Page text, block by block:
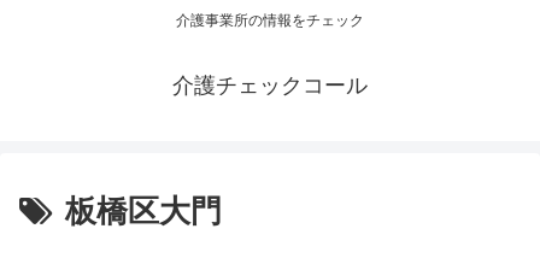
介護事業所の情報をチェック
介護チェックコール
板橋区大門